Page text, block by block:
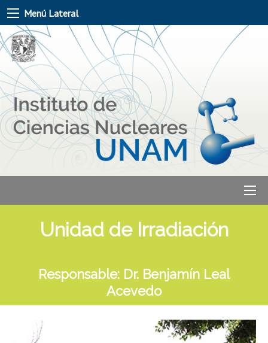
Menú Lateral
Unidad de Irradiación
Responsable: Dr. Benjamín Leal
Acevedo